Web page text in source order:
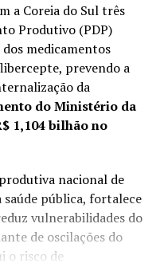
a Coreia do Sul três
Produtivo (PDP)
medicamentos
prevendo a
da
do Ministério da
1,104 bilhão no
nacional de
saúde pública, fortalece
vulnerabilidades do
de oscilações do
o risco de